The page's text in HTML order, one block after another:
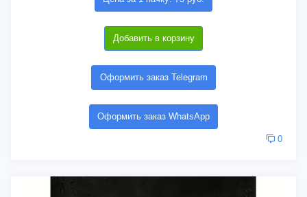
Добавить в корзину
Оформить заказ Telegram
Оформить заказ WhatsApp
0